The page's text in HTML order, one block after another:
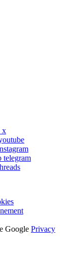
x
telegram
Google Privacy